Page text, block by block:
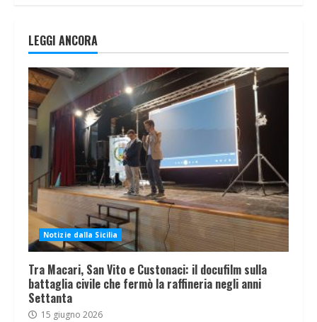
LEGGI ANCORA
Notizie dalla Sicilia
Tra Macari, San Vito e Custonaci: il docufilm sulla
battaglia civile che fermò la raffineria negli anni
Settanta
15 giugno 2026